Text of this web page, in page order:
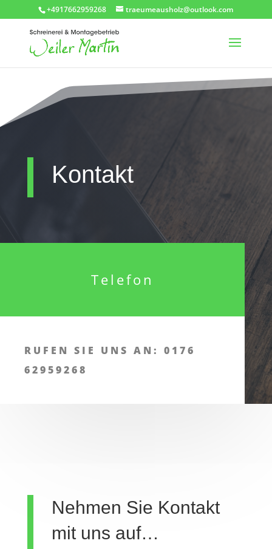
+4917662959268 traeumeausholz@outlook.com
Kontakt
Telefon
RUFEN SIE UNS AN: 0176
62959268
Nehmen Sie Kontakt
mit uns auf…